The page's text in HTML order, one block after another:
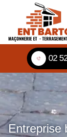
02
Entreprise